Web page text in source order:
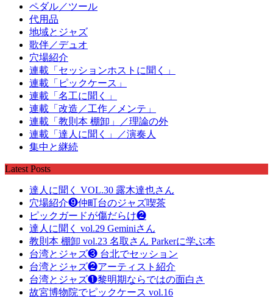
ペダル／ツール
代用品
地域とジャズ
歌伴／デュオ
穴場紹介
連載「セッションホストに聞く」
連載「ピックケース」
連載「名工に聞く」
連載「改造／工作／メンテ」
連載「教則本 棚卸」／理論の外
連載「達人に聞く」／演奏人
集中と継続
Latest Posts
達人に聞く VOL.30 露木達也さん
穴場紹介❾仲町台のジャズ喫茶
ピックガードが傷だらけ❷
達人に聞く vol.29 Geminiさん
教則本 棚卸 vol.23 名取さん Parkerに学ぶ本
台湾とジャズ❸ 台北でセッション
台湾とジャズ❷アーティスト紹介
台湾とジャズ❶黎明期ならではの面白さ
故宮博物院でピックケース vol.16